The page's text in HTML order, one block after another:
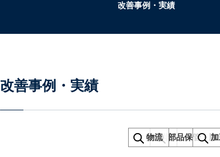
改善事例・実績
改善事例・実績
入荷場部品保管・順
物流